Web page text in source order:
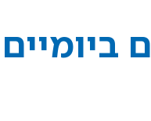
ביומיים